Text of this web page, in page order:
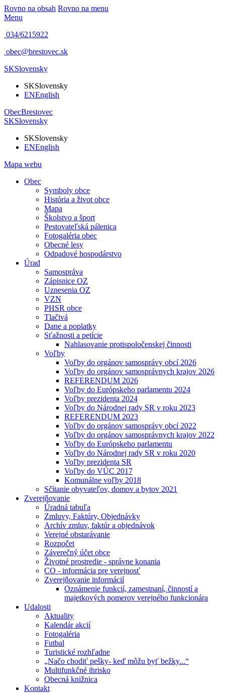
Rovno na obsah Rovno na menu
Menu
034/6215922
obec@brestovec.sk
SKSlovensky
SKSlovensky
ENEnglish
ObecBrestovec
SKSlovensky
SKSlovensky
ENEnglish
Mapa webu
Obec
Symboly obce
História a život obce
Mapa
Školstvo a šport
Pestovateľská pálenica
Fotogaléria obec
Obecné lesy
Odpadové hospodárstvo
Úrad
Samospráva
Zápisnice OZ
Uznesenia OZ
VZN
PHSR obce
Tlačivá
Dane a poplatky
Sťažnosti a petície
Nahlasovanie protispoločenskej činnosti
Voľby
Voľby do orgánov samosprávy obcí 2026
Voľby do orgánov samosprávnych krajov 2026
REFERENDUM 2026
Voľby do Európskeho parlamentu 2024
Voľby prezidenta 2024
Voľby do Národnej rady SR v roku 2023
REFERENDUM 2023
Voľby do orgánov samosprávy obcí 2022
Voľby do orgánov samosprávnych krajov 2022
Voľby do Európskeho parlamentu
Voľby do Národnej rady SR v roku 2020
Voľby prezidenta SR
Voľby do VÚC 2017
Komunálne voľby 2018
Sčítanie obyvateľov, domov a bytov 2021
Zverejňovanie
Úradná tabuľa
Zmluvy, Faktúry, Objednávky
Archív zmluv, faktúr a objednávok
Verejné obstarávanie
Rozpočet
Záverečný účet obce
Životné prostredie - správne konania
CO - informácia pre verejnosť
Zverejňovanie informácií
Oznámenie funkcií, zamestnaní, činností a
majetkových pomerov verejného funkcionára
Udalosti
Aktuality
Kalendár akcií
Fotogaléria
Futbal
Turistické rozhľadne
„Načo chodiť pešky- keď môžu byť bežky...“
Multifunkčné ihrisko
Obecná knižnica
Kontakt